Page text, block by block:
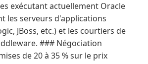
exécutant actuellement Oracle
les serveurs d'applications
JBoss, etc.) et les courtiers de
### Négociation
de 20 à 35 % sur le prix